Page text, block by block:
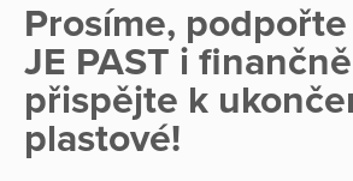
Prosíme, podpořte
JE PAST i
přispějte k
plastové!